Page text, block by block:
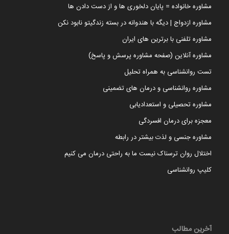
مشاوره خانواده = پایان دلخوری ها و از دست دادن ها
مشاوره ازدواج | دیگه با هندوانه در بسته زندگیتو نابود نکن
مشاوره تلفنی با برترین های ایران
مشاوره آنلاین (صفحه مشاوره پرسش و پاسخ)
تست روانشناسی به همراه تحلیل
مشاوره روانشناسی و درمان های تضمینی
مشاوره تحصیلی و استعدادیابی
معجزه برای درمان افسردگی
مشاوره جنسی و لذت بیشتر در رابطه
اختلال روان ترسناک نیست ما به راحتی درمان می کنیم
کلیپ روانشناسی
آخرین مطالب